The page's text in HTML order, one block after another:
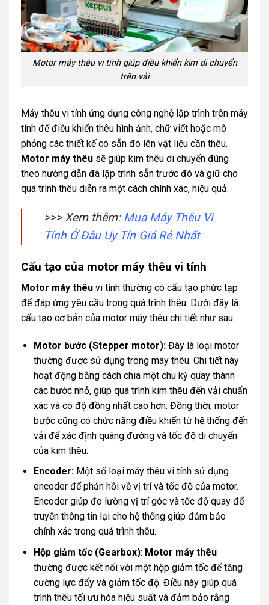
Motor máy thêu vi tính giúp điều khiển kim di chuyển
trên vải
Máy thêu vi tính ứng dụng công nghệ lập trình trên máy
tính để điều khiển thêu hình ảnh, chữ viết hoặc mô
phỏng các thiết kế có sẵn đó lên vật liệu cần thêu.
Motor máy thêu sẽ giúp kim thêu di chuyển đúng
theo hướng dẫn đã lập trình sẵn trước đó và giữ cho
quá trình thêu diễn ra một cách chính xác, hiệu quả.
>>> Xem thêm: Mua Máy Thêu Vi
Tính Ở Đâu Uy Tín Giá Rẻ Nhất
Cấu tạo của motor máy thêu vi tính
Motor máy thêu vi tính thường có cấu tạo phức tạp
để đáp ứng yêu cầu trong quá trình thêu. Dưới đây là
cấu tạo cơ bản của motor máy thêu chi tiết như sau:
Motor bước (Stepper motor):Đây là loại motor
thường được sử dụng trong máy thêu. Chi tiết này
hoạt động bằng cách chia một chu kỳ quay thành
các bước nhỏ, giúp quá trình kim thêu đến vải chuẩn
xác và có độ đồng nhất cao hơn. Đồng thời, motor
bước cũng có chức năng điều khiển từ hệ thống đến
vải để xác định quãng đường và tốc độ di chuyển
của kim thêu.
Encoder: Một số loại máy thêu vi tính sử dụng
encoder để phản hồi về vị trí và tốc độ của motor.
Encoder giúp đo lường vị trí góc và tốc độ quay để
truyền thông tin lại cho hệ thống giúp đảm bảo
chính xác trong quá trình thêu.
Hộp giảm tốc (Gearbox): Motor máy thêu
thường được kết nối với một hộp giảm tốc để tăng
cường lực đẩy và giảm tốc độ. Điều này giúp quá
trình thêu tối ưu hóa hiệu suất và đảm bảo rằng